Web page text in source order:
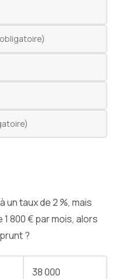
un taux de 2 %, mais
800 € par mois, alors
?
38 000